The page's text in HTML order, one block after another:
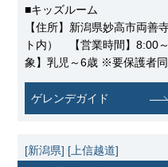
■キッズルーム
【住所】新潟県妙高市両善
ト内） 【営業時間】8:00
象】乳児～6歳 ※要保護者
ゲレンデガイド
[新潟県] [上信越道]